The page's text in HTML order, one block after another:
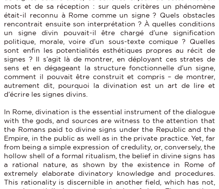
mots et de sa réception : sur quels critères un phénomène
était-il reconnu à Rome comme un signe ? Quels obstacles
rencontrait ensuite son interprétation ? À quelles conditions
un signe divin pouvait-il être chargé d’une signification
politique, morale, voire d’un sous-texte comique ? Quelles
sont enfin les potentialités esthétiques propres au récit de
signes ? Il s’agit là de montrer, en déployant ces strates de
sens et en dégageant la structure fonctionnelle d’un signe,
comment il pouvait être construit et compris – de montrer,
autrement dit, pourquoi la divination est un art de lire et
d’écrire les signes divins.
In Rome, divination is the essential instrument of the dialogue
with the gods, and sources are witness to the attention that
the Romans paid to divine signs under the Republic and the
Empire, in the public as well as in the private practice. Yet, far
from being a simple expression of credulity, or, conversely, the
hollow shell of a formal ritualism, the belief in divine signs has
a rational nature, as shown by the existence in Rome of
extremely elaborate divinatory knowledge and procedures.
This rationality is discernible in another field, which has not,